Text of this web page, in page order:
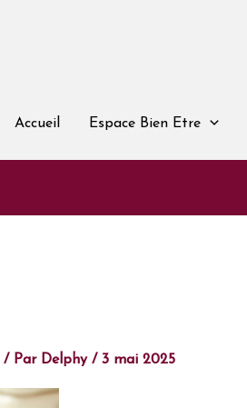
Accueil Espace Bien Etre
/ Par Delphy / 3 mai 2025